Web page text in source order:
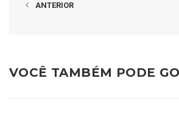
ANTERIOR
VOCÊ TAMBÉM PODE